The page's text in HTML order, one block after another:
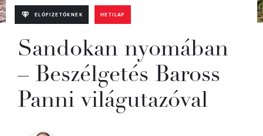
ELŐFIZETŐKNEK HETILAP
Sandokan nyomában
– Beszélgetés Baross
Panni világutazóval